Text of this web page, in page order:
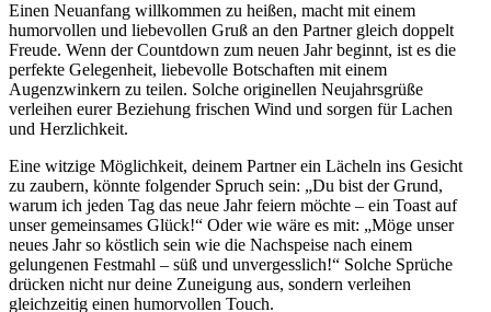
Einen Neuanfang willkommen zu heißen, macht mit einem
humorvollen und liebevollen Gruß an den Partner gleich doppelt
Freude. Wenn der Countdown zum neuen Jahr beginnt, ist es die
perfekte Gelegenheit, liebevolle Botschaften mit einem
Augenzwinkern zu teilen. Solche originellen Neujahrsgrüße
verleihen eurer Beziehung frischen Wind und sorgen für Lachen
und Herzlichkeit.
Eine witzige Möglichkeit, deinem Partner ein Lächeln ins Gesicht
zu zaubern, könnte folgender Spruch sein: „Du bist der Grund,
warum ich jeden Tag das neue Jahr feiern möchte – ein Toast auf
unser gemeinsames Glück!“ Oder wie wäre es mit: „Möge unser
neues Jahr so köstlich sein wie die Nachspeise nach einem
gelungenen Festmahl – süß und unvergesslich!“ Solche Sprüche
drücken nicht nur deine Zuneigung aus, sondern verleihen
gleichzeitig einen humorvollen Touch.